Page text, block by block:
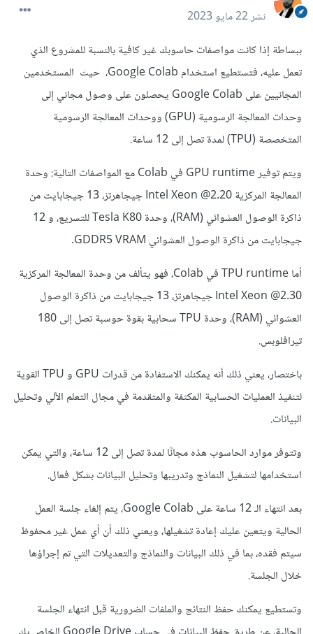
نشر22 مايو 2023
ببساطة إذا كانت مواصفات حاسوبك غير كافية بالنسبة للمشروع الذي
تعمل عليه، فتستطيع استخدام Google Colab، حيث المستخدمين
المجانيين على Google Colab يحصلون على وصول مجاني إلى
وحدات المعالجة الرسومية (GPU) ووحدات المعالجة الرسومية
المتخصصة (TPU) لمدة تصل إلى 12 ساعة.
ويتم توفير GPU runtime في Colab مع المواصفات التالية: وحدة
المعالجة المركزية Intel Xeon @2.20 جيجاهرتز، 13 جيجابايت من
ذاكرة الوصول العشوائي (RAM)، وحدة Tesla K80 للتسريع، و 12
جيجابايت من ذاكرة الوصول العشوائي GDDR5 VRAM.
أما TPU runtime في Colab، فهو يتألف من وحدة المعالجة المركزية
Intel Xeon @2.30 جيجاهرتز، 13 جيجابايت من ذاكرة الوصول
العشوائي (RAM)، وحدة TPU سحابية بقوة حوسبة تصل إلى 180
تيرافلوبس.
باختصار، يعني ذلك أنه يمكنك الاستفادة من قدرات GPU و TPU القوية
لتنفيذ العمليات الحسابية المكثفة والمتقدمة في مجال التعلم الآلي وتحليل
البيانات.
وتتوفر موارد الحاسوب هذه مجانًا لمدة تصل إلى 12 ساعة، والتي يمكن
استخدامها لتشغيل النماذج وتدريبها وتحليل البيانات بشكل فعال.
بعد انتهاء الـ 12 ساعة على Google Colab، يتم إلغاء جلسة العمل
الحالية ويتعين عليك إعادة تشغيلها، ويعني ذلك أن أي عمل غير محفوظ
سيتم فقده، بما في ذلك البيانات والنماذج والتعديلات التي تم إجراؤها
خلال الجلسة.
وتستطيع يمكنك حفظ النتائج والملفات الضرورية قبل انتهاء الجلسة